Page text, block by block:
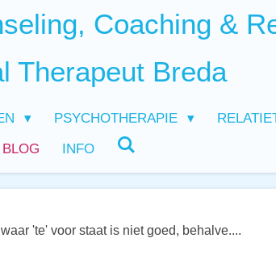
Coaching &
Therapeut Breda
PSYCHOTHERAPIE
BLOG INFO
'te' voor staat is niet goed, behalve....